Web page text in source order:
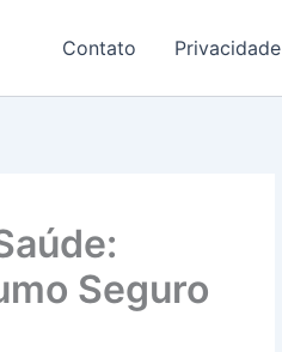
Contato Privacidade
Seguro